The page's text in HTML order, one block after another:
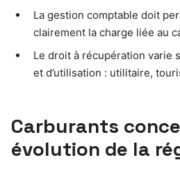
La gestion comptable doit
clairement la charge liée au
Le droit à récupération varie
et d’utilisation : utilitaire,
Carburants
évolution de la